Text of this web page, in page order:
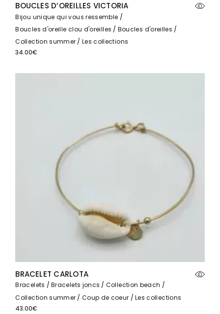
BOUCLES D’OREILLES VICTORIA
Bijou unique qui vous ressemble
Boucles d'oreille clou d'oreilles
Boucles d'oreilles
Collection summer
Les collections
34.00€
BRACELET CARLOTA
Bracelets Bracelets joncs
Collection beach
Collection summer
Coup de coeur
Les collections
43.00€